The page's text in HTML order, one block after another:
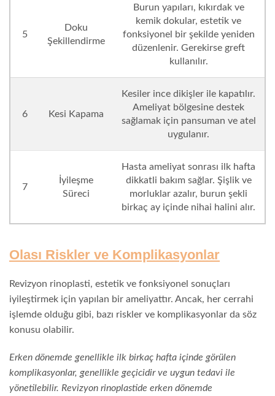
5
Doku
Şekillendirme
Burun yapıları, kıkırdak ve
kemik dokular, estetik ve
fonksiyonel bir şekilde yeniden
düzenlenir. Gerekirse greft
kullanılır.
6 Kesi Kapama
Kesiler ince dikişler ile kapatılır.
Ameliyat bölgesine destek
sağlamak için pansuman ve atel
uygulanır.
7
İyileşme
Süreci
Hasta ameliyat sonrası ilk hafta
dikkatli bakım sağlar. Şişlik ve
morluklar azalır, burun şekli
birkaç ay içinde nihai halini alır.
Olası Riskler ve Komplikasyonlar
Revizyon rinoplasti, estetik ve fonksiyonel sonuçları
iyileştirmek için yapılan bir ameliyattır. Ancak, her cerrahi
işlemde olduğu gibi, bazı riskler ve komplikasyonlar da söz
konusu olabilir.
Erken dönemde genellikle ilk birkaç hafta içinde görülen
komplikasyonlar, genellikle geçicidir ve uygun tedavi ile
yönetilebilir. Revizyon rinoplastide erken dönemde